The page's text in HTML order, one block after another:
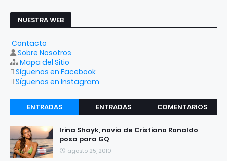
NUESTRA WEB
Contacto
Sobre Nosotros
Mapa del Sitio
Síguenos en Facebook
Síguenos en Instagram
ENTRADAS
RECIENTES
ENTRADAS
COMENTARIOS
Irina Shayk, novia de Cristiano Ronaldo
posa para GQ
agosto 25, 2010